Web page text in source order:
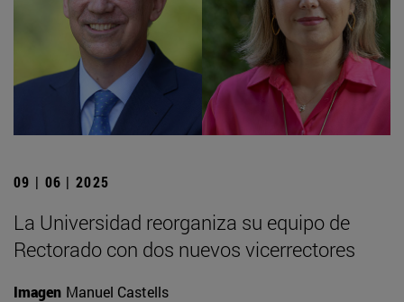
09 | 06 | 2025
La Universidad reorganiza su equipo de
Rectorado con dos nuevos vicerrectores
Imagen Manuel Castells